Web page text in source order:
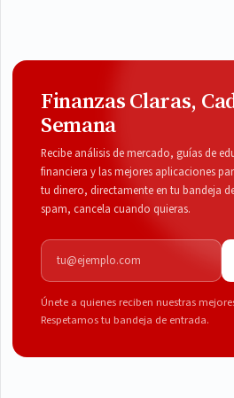
Finanzas Claras,
Semana
Recibe análisis de mercado, guías de
financiera y las mejores aplicaciones
tu dinero, directamente en tu bandeja
spam, cancela cuando quieras.
Correo electrónico
Únete a quienes reciben nuestras
Respetamos tu bandeja de entrada.